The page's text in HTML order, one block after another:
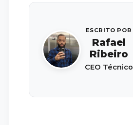
ESCRITO POR
Rafael
Ribeiro
CEO Técnico